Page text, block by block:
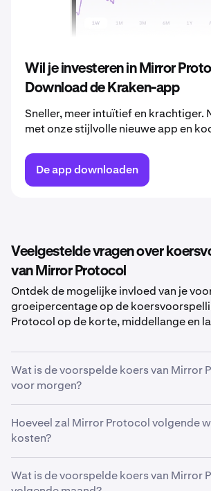
Wil je investeren in Mirror
Download de Kraken-app
Sneller, meer intuïtief en krachtiger.
met onze stijlvolle nieuwe app en
De app downloaden
Veelgestelde vragen over
van Mirror Protocol
Ontdek de mogelijke invloed van je
groeipercentage op de
Protocol op de korte, middellange en
Wat is de voorspelde koers van Mirror
voor morgen?
Met jouw voorspelde groeipercentage
koersvoorspelling van Mirror Protocol
Hoeveel zal Mirror Protocol volgende
kosten?
Met jouw voorspelde groeipercentage
Wat is de voorspelde koers van Mirror